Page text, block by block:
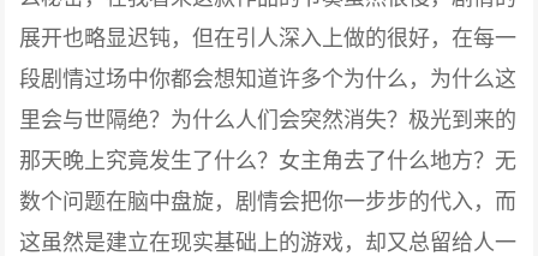
展开也略显迟钝，但在引人深入上做的很好，在每一
段剧情过场中你都会想知道许多个为什么，为什么这
里会与世隔绝？为什么人们会突然消失？极光到来的
那天晚上究竟发生了什么？女主角去了什么地方？无
数个问题在脑中盘旋，剧情会把你一步步的代入，而
这虽然是建立在现实基础上的游戏，却又总留给人一